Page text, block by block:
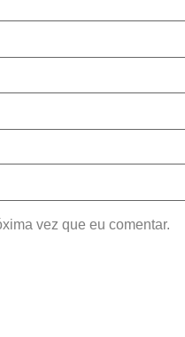
vez que eu comentar.